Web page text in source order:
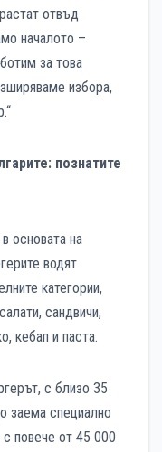
отвъд
началото –
за това
избора,
познатите
основата на
водят
категории,
сандвичи,
кебап и паста.
с близо 35
заема специално
с повече от 45 000